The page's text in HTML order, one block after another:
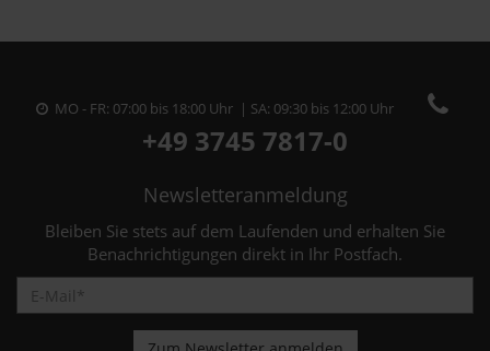
MO - FR: 07:00 bis 18:00 Uhr | SA: 09:30 bis 12:00 Uhr
+49 3745 7817-0
Newsletteranmeldung
Bleiben Sie stets auf dem Laufenden und erhalten Sie
Benachrichtigungen direkt in Ihr Postfach.